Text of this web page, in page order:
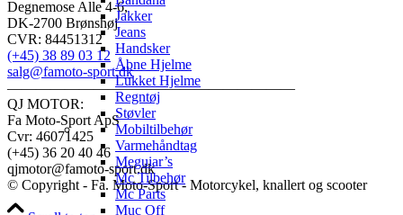
Jakker
Jeans
Handsker
Åbne Hjelme
Lukket Hjelme
Regntøj
Støvler
Mobiltilbehør
Varmehåndtag
Meguiar’s
Mc Tilbehør
Mc Parts
Muc Off
Degnemose Alle 4-6,
DK-2700 Brønshøj
CVR: 84451312
(+45) 38 89 03 12
salg@famoto-sport.dk
————————————————————
QJ MOTOR:
Fa Moto-Sport ApS
Cvr: 46071425
(+45) 36 20 40 46
qjmotor@famoto-sport.dk
© Copyright - Fa. Moto-Sport - Motorcykel, knallert og scooter